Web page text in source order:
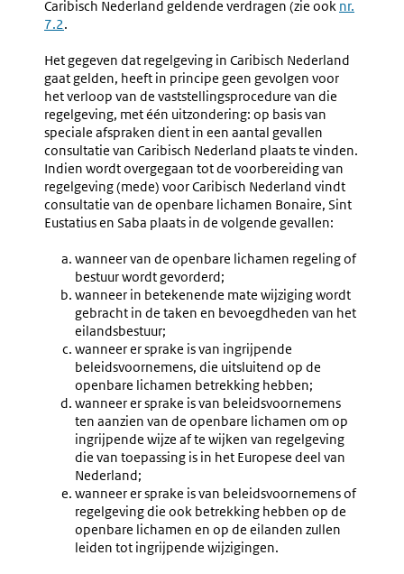
Caribisch Nederland geldende verdragen (zie ook nr.
7.2.
Het gegeven dat regelgeving in Caribisch Nederland
gaat gelden, heeft in principe geen gevolgen voor
het verloop van de vaststellingsprocedure van die
regelgeving, met één uitzondering: op basis van
speciale afspraken dient in een aantal gevallen
consultatie van Caribisch Nederland plaats te vinden.
Indien wordt overgegaan tot de voorbereiding van
regelgeving (mede) voor Caribisch Nederland vindt
consultatie van de openbare lichamen Bonaire, Sint
Eustatius en Saba plaats in de volgende gevallen:
wanneer van de openbare lichamen regeling of
bestuur wordt gevorderd;
wanneer in betekenende mate wijziging wordt
gebracht in de taken en bevoegdheden van het
eilandsbestuur;
wanneer er sprake is van ingrijpende
beleidsvoornemens, die uitsluitend op de
openbare lichamen betrekking hebben;
wanneer er sprake is van beleidsvoornemens
ten aanzien van de openbare lichamen om op
ingrijpende wijze af te wijken van regelgeving
die van toepassing is in het Europese deel van
Nederland;
wanneer er sprake is van beleidsvoornemens of
regelgeving die ook betrekking hebben op de
openbare lichamen en op de eilanden zullen
leiden tot ingrijpende wijzigingen.